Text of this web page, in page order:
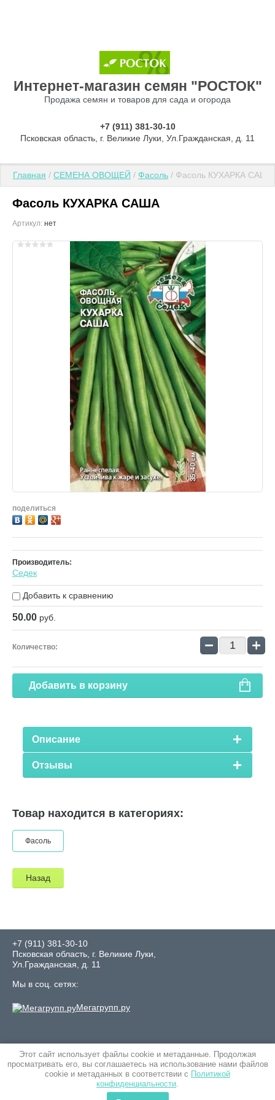
Этот сайт использует файлы cookie и метаданные. Продолжая
просматривать его, вы соглашаетесь на использование нами файлов
cookie и метаданных в соответствии с Политикой
конфиденциальности.
Интернет-магазин семян "РОСТОК"
Продажа семян и товаров для сада и огорода
+7 (911) 381-30-10
Псковская область, г. Великие Луки, Ул.Гражданская, д. 11
Главная / СЕМЕНА ОВОЩЕЙ / Фасоль / Фасоль КУХАРКА САША
Фасоль КУХАРКА САША
Артикул: нет
поделиться
Производитель:
Седек
Добавить к сравнению
50.00 руб.
Количество: − +
Добавить в корзину
Описание
Отзывы
Товар находится в категориях:
Фасоль
Назад
+7 (911) 381-30-10
Псковская область, г. Великие Луки,
Ул.Гражданская, д. 11
Мы в соц. сетях:
Мегагрупп.ру
© 2019 Интернет-магазин семян "Росток"
Политика конфиденциальности